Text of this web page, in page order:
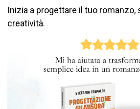
Inizia a progettare il tuo romanzo,
creatività.